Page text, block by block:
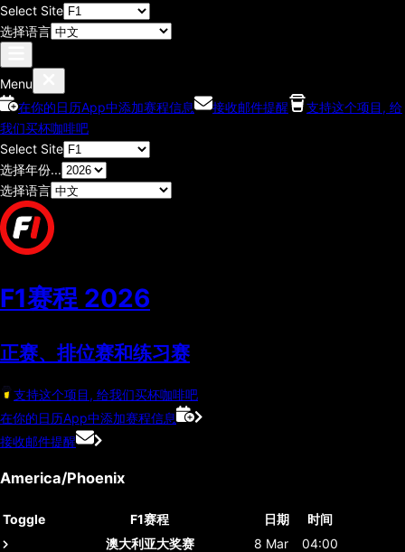
Select Site
选择语言
Menu
在你的日历App中添加赛程信息
接收邮件提醒
支持这个项目, 给
我们买杯咖啡吧
Select Site
选择年份...
选择语言
F1赛程 2026
正赛、排位赛和练习赛
支持这个项目, 给我们买杯咖啡吧
在你的日历App中添加赛程信息
接收邮件提醒
America/Phoenix
Toggle F1赛程 日期
时间
澳大利亚大奖赛
8 Mar
04:00